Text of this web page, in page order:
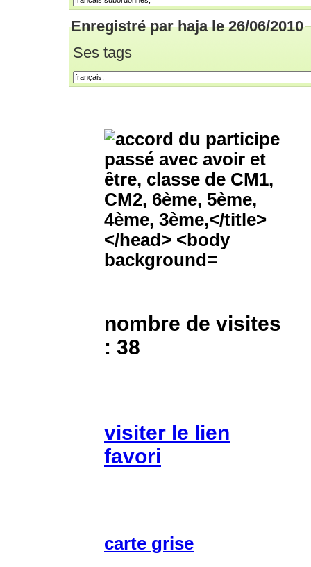
Enregistré par haja le 26/06/2010
Ses tags
nombre de visites
: 38
visiter le lien
favori
carte grise